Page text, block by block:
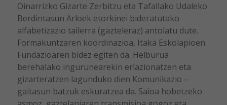
Oinarrizko Gizarte Zerbitzu eta Tafallako Udaleko
Berdintasun Arloek etorkinei bideratutako
alfabetizazio tailerra (gazteleraz) antolatu dute.
Formakuntzaren koordinazioa, Itaka Eskolapioen
Fundazioaren bidez egiten da. Helburua
berehalako ingurunearekin erlazionatzen eta
gizarteratzen lagunduko dien Komunikazio –
gaitasun batzuk eskuratzea da. Saioa hobetzeko